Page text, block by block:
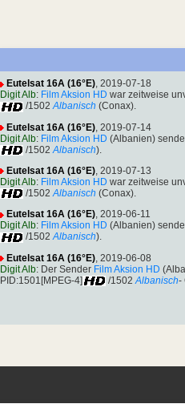
Eutelsat 16A (16°E), 2019-07-18
Digit Alb: Film Aksion HD war zeitweise
/1502 Albanisch (Conax).
Eutelsat 16A (16°E) , 2019-07-14
Digit Alb: Film Aksion HD (Albanien)
/1502 Albanisch).
Eutelsat 16A (16°E), 2019-07-13
Digit Alb: Film Aksion HD war zeitweise
/1502 Albanisch (Conax).
Eutelsat 16A (16°E), 2019-06-11
Digit Alb: Film Aksion HD (Albanien)
/1502 Albanisch).
Eutelsat 16A (16°E) , 2019-06-08
Digit Alb: Der Sender Film Aksion HD
PID:1501[MPEG-4]
/1502 Albanisch-